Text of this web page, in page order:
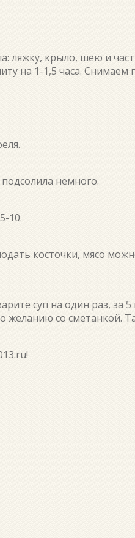
ляжку, крыло, шею и
на 1-1,5 часа. Снимаем
немного.
10.
косточки, мясо
суп на один раз, за
желанию со сметанкой.